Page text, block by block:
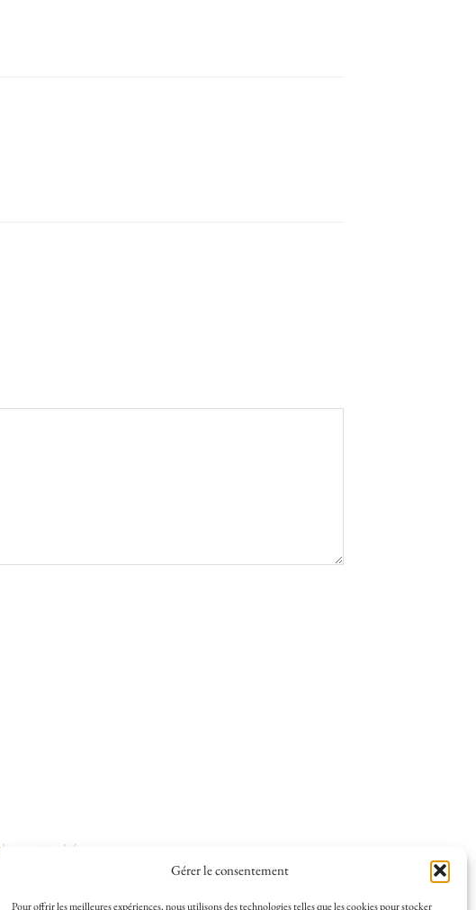
Gérer le consentement
Pour offrir les meilleures expériences, nous utilisons des technologies telles que les cookies pour stocker
sont traitées